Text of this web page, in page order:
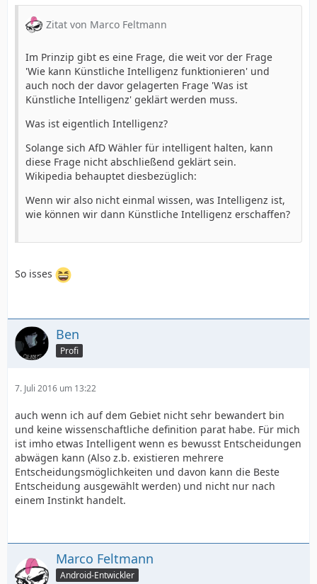
Zitat von Marco Feltmann
Im Prinzip gibt es eine Frage, die weit vor der Frage
'Wie kann Künstliche Intelligenz funktionieren' und
auch noch der davor gelagerten Frage 'Was ist
Künstliche Intelligenz' geklärt werden muss.
Was ist eigentlich Intelligenz?
Solange sich AfD Wähler für intelligent halten, kann
diese Frage nicht abschließend geklärt sein.
Wikipedia behauptet diesbezüglich:
Wenn wir also nicht einmal wissen, was Intelligenz ist,
wie können wir dann Künstliche Intelligenz erschaffen?
So isses
Ben
Profi
7. Juli 2016 um 13:22
auch wenn ich auf dem Gebiet nicht sehr bewandert bin
und keine wissenschaftliche definition parat habe. Für mich
ist imho etwas Intelligent wenn es bewusst Entscheidungen
abwägen kann (Also z.b. existieren mehrere
Entscheidungsmöglichkeiten und davon kann die Beste
Entscheidung ausgewählt werden) und nicht nur nach
einem Instinkt handelt.
Marco Feltmann
Android-Entwickler